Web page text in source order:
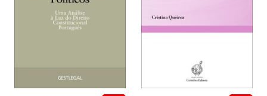
ADICIONAR